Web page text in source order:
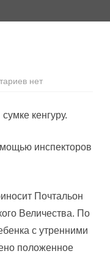
к
детях
нет
кенгуру.
инспекторов
Почтальон
Величества. По
с утренними
положенное